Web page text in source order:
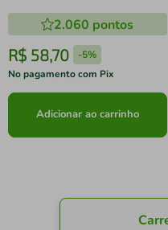
2.060 pontos
R$ 58,70 -5%
No pagamento com Pix
Adicionar ao carrinho